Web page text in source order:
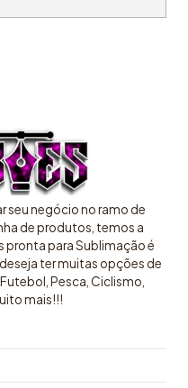
seu negócio no ramo de
de produtos, temos a
pronta para Sublimação é
ter muitas opções de
Pesca, Ciclismo,
mais!!!